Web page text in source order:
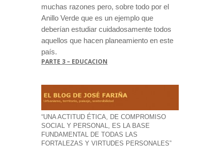
muchas razones pero, sobre todo por el
Anillo Verde que es un ejemplo que
deberían estudiar cuidadosamente todos
aquellos que hacen planeamiento en este
país.
PARTE 3 – EDUCACION
“UNA ACTITUD ÉTICA, DE COMPROMISO
SOCIAL Y PERSONAL, ES LA BASE
FUNDAMENTAL DE TODAS LAS
FORTALEZAS Y VIRTUDES PERSONALES”